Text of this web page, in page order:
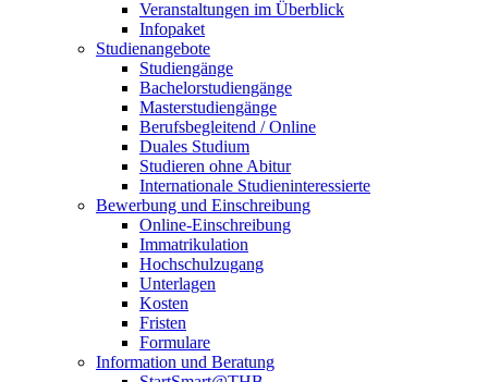
Veranstaltungen im Überblick
Infopaket
Studienangebote
Studiengänge
Bachelorstudiengänge
Masterstudiengänge
Berufsbegleitend / Online
Duales Studium
Studieren ohne Abitur
Internationale Studieninteressierte
Bewerbung und Einschreibung
Online-Einschreibung
Immatrikulation
Hochschulzugang
Unterlagen
Kosten
Fristen
Formulare
Information und Beratung